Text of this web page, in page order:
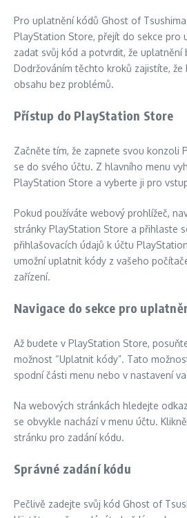
Pro uplatnění kódů Ghost of
PlayStation Store, přejít do sekce pro
zadat svůj kód a potvrdit, že uplatnění
Dodržováním těchto kroků zajistíte,
obsahu bez problémů.
Přístup do PlayStation Store
Začněte tím, že zapnete svou konzoli
se do svého účtu. Z hlavního menu
PlayStation Store a vyberte ji pro
Pokud používáte webový prohlížeč,
stránky PlayStation Store a přihlaste
přihlašovacích údajů k účtu
umožní uplatnit kódy z vašeho
zařízení.
Navigace do sekce pro
Až budete v PlayStation Store,
možnost “Uplatnit kódy”. Tato
spodní části menu nebo v nastavení
Na webových stránkách hledejte
se obvykle nachází v menu účtu.
stránku pro zadání kódu.
Správné zadání kódu
Pečlivě zadejte svůj kód Ghost of